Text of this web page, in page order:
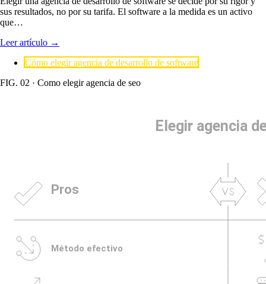
sus resultados, no por su tarifa. El software a la medida es un activo
que…
Leer artículo →
Cómo elegir agencia de desarrollo de software
FIG. 02 · Como elegir agencia de seo